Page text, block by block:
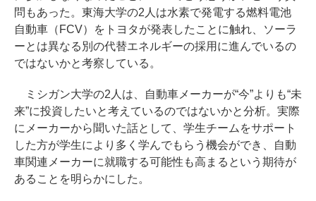
問もあった。東海大学の2人は水素で発電する燃料電池
自動車（FCV）をトヨタが発表したことに触れ、ソーラ
ーとは異なる別の代替エネルギーの採用に進んでいるの
ではないかと考察している。
ミシガン大学の2人は、自動車メーカーが“今”よりも“未
来”に投資したいと考えているのではないかと分析。実際
にメーカーから聞いた話として、学生チームをサポート
した方が学生により多く学んでもらう機会ができ、自動
車関連メーカーに就職する可能性も高まるという期待が
あることを明らかにした。